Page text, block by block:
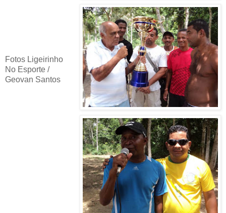
Fotos Ligeirinho
No Esporte /
Geovan Santos